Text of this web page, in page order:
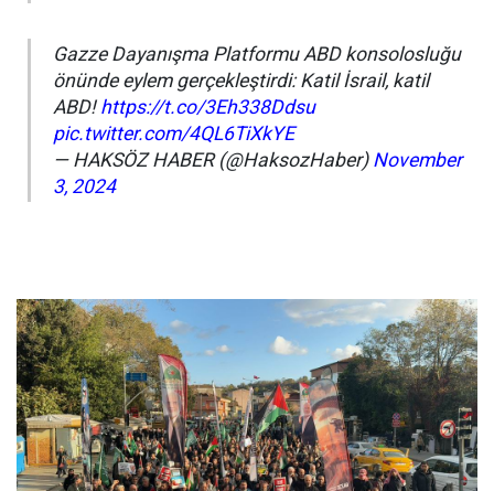
Gazze Dayanışma Platformu ABD konsolosluğu
önünde eylem gerçekleştirdi: Katil İsrail, katil
ABD! https://t.co/3Eh338Ddsu
pic.twitter.com/4QL6TiXkYE
— HAKSÖZ HABER (@HaksozHaber) November
3, 2024